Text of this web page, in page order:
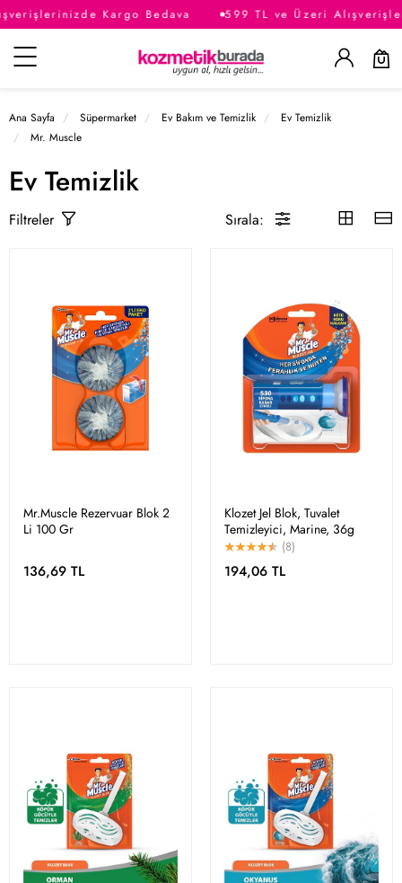
Kargo Bedava 599 TL ve Üzeri
Kategoriler
Ana Sayfa Süpermarket Ev Bakım ve Temizlik
Ev Temizlik
Mr. Muscle
Ev Temizlik
Filtreler Sırala:
Mr.Muscle Rezervuar Blok 2
Li 100 Gr
136,69 TL
Klozet Jel Blok, Tuvalet
Temizleyici, Marine, 36g
(8)
194,06 TL